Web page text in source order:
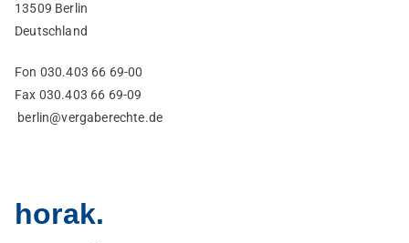
13509 Berlin
Deutschland
Fon 030.403 66 69-00
Fax 030.403 66 69-09
berlin@vergaberechte.de
horak.